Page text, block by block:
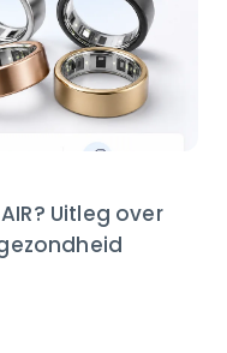
Uitleg over